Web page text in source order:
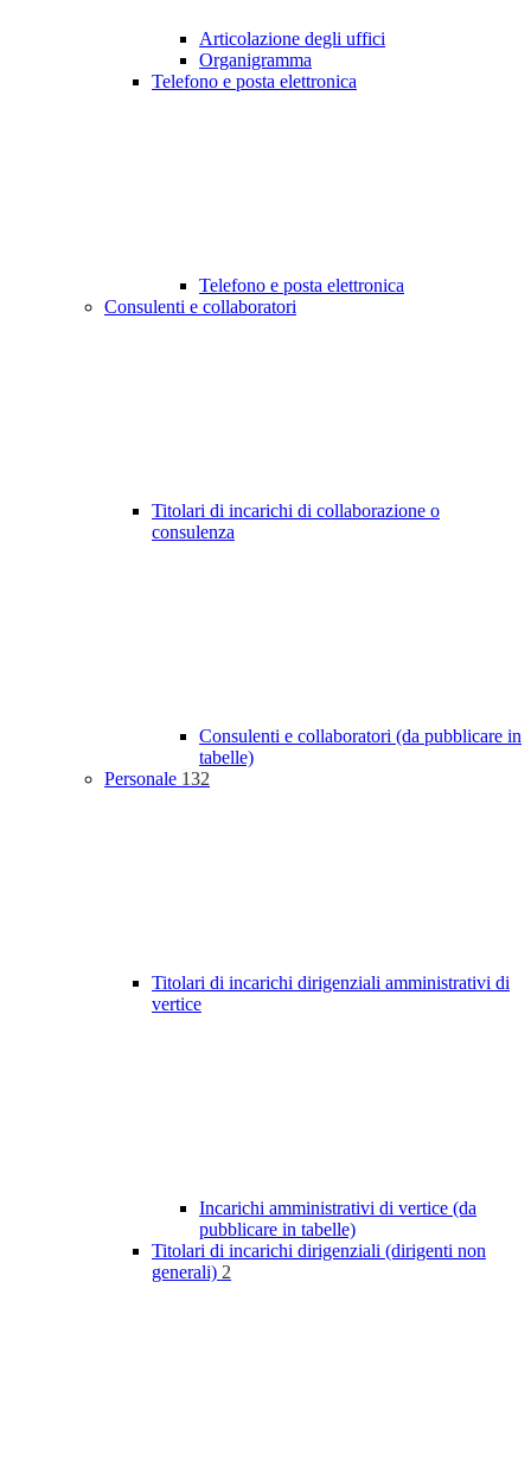
Articolazione degli uffici
Organigramma
Telefono e posta elettronica
Telefono e posta elettronica
Consulenti e collaboratori
Titolari di incarichi di collaborazione o
consulenza
Consulenti e collaboratori (da pubblicare in
tabelle)
Personale 132
Titolari di incarichi dirigenziali amministrativi di
vertice
Incarichi amministrativi di vertice (da
pubblicare in tabelle)
Titolari di incarichi dirigenziali (dirigenti non
generali) 2